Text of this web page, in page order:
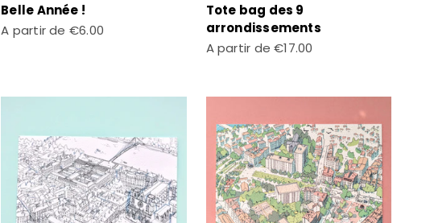
Belle Année !
Prix de vente
A partir de €6.00
Tote bag des 9
arrondissements
Prix de vente
A partir de€17.00